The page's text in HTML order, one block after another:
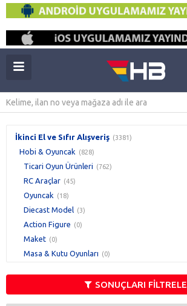
İkinci El ve Sıfır Alışveriş (3381)
Hobi & Oyuncak (828)
Ticari Oyun Ürünleri (762)
RC Araçlar (45)
Oyuncak (18)
Diecast Model (3)
Action Figure (0)
Maket (0)
Masa & Kutu Oyunları (0)
(0) SONUÇLARI FİLTRELE